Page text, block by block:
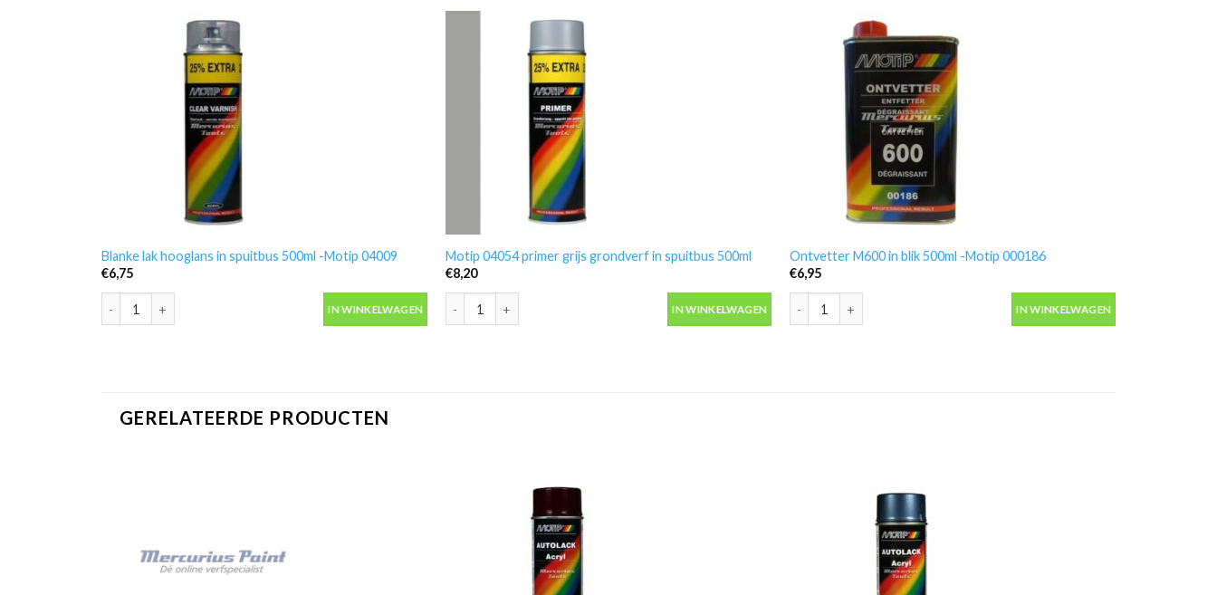
Blanke lak hooglans in spuitbus 500ml -Motip 04009
€6,75
Blanke lak hooglans in spuitbus 500ml -Motip 04009 aantal
IN WINKELWAGEN
Motip 04054 primer grijs grondverf in spuitbus 500ml
€8,20
Motip 04054 primer grijs grondverf in spuitbus 500ml aantal
IN WINKELWAGEN
Ontvetter M600 in blik 500ml -Motip 000186
€6,95
Ontvetter M600 in blik 500ml -Motip 000186 aantal
IN WINKELWAGEN
GERELATEERDE PRODUCTEN